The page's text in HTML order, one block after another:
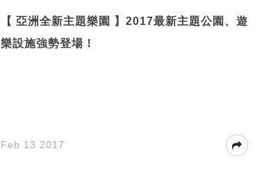
【 亞洲全新主題樂園 】2017最新主題公園、遊
樂設施強勢登場！
Feb 13 2017